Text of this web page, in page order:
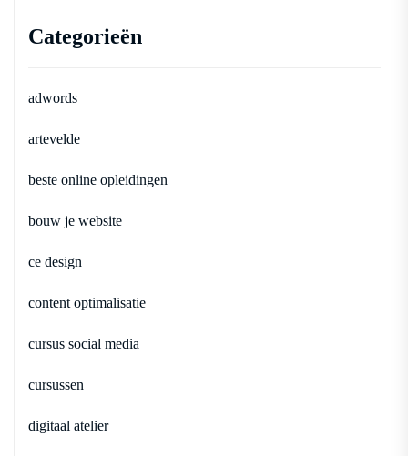
Categorieën
adwords
artevelde
beste online opleidingen
bouw je website
ce design
content optimalisatie
cursus social media
cursussen
digitaal atelier